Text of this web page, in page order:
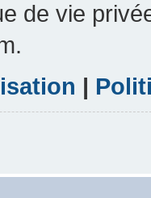
de vie
|